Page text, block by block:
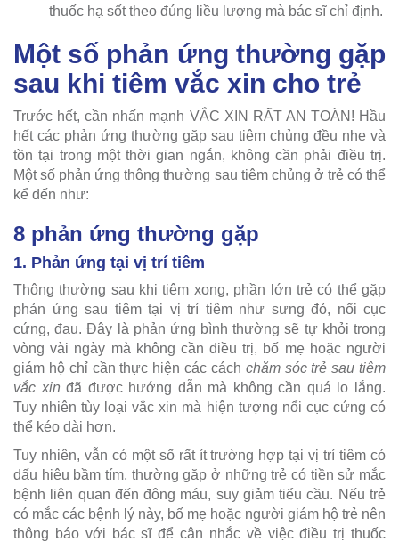
thuốc hạ sốt theo đúng liều lượng mà bác sĩ chỉ định.
Một số phản ứng thường gặp
sau khi tiêm vắc xin cho trẻ
Trước hết, cần nhấn mạnh VẮC XIN RẤT AN TOÀN! Hầu
hết các phản ứng thường gặp sau tiêm chủng đều nhẹ và
tồn tại trong một thời gian ngắn, không cần phải điều trị.
Một số phản ứng thông thường sau tiêm chủng ở trẻ có thể
kể đến như:
8 phản ứng thường gặp
1. Phản ứng tại vị trí tiêm
Thông thường sau khi tiêm xong, phần lớn trẻ có thể gặp
phản ứng sau tiêm tại vị trí tiêm như sưng đỏ, nổi cục
cứng, đau. Đây là phản ứng bình thường sẽ tự khỏi trong
vòng vài ngày mà không cần điều trị, bố mẹ hoặc người
giám hộ chỉ cần thực hiện các cách chăm sóc trẻ sau tiêm
vắc xin đã được hướng dẫn mà không cần quá lo lắng.
Tuy nhiên tùy loại vắc xin mà hiện tượng nổi cục cứng có
thể kéo dài hơn.
Tuy nhiên, vẫn có một số rất ít trường hợp tại vị trí tiêm có
dấu hiệu bầm tím, thường gặp ở những trẻ có tiền sử mắc
bệnh liên quan đến đông máu, suy giảm tiểu cầu. Nếu trẻ
có mắc các bệnh lý này, bố mẹ hoặc người giám hộ trẻ nên
thông báo với bác sĩ để cân nhắc về việc điều trị thuốc